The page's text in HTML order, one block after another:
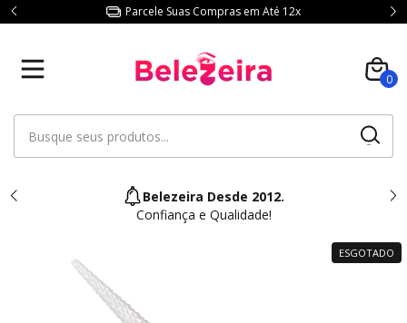
Parcele Suas Compras em Até 12x
0
Belezeira Desde 2012.
Confiança e Qualidade!
ESGOTADO